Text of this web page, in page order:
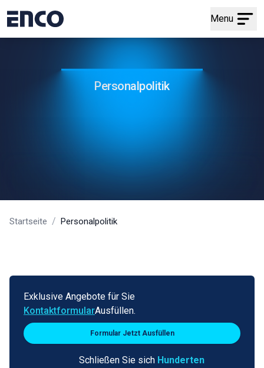
Menu
Personalpolitik
Startseite / Personalpolitik
Exklusive Angebote für Sie
KontaktformularAusfüllen.
Formular Jetzt Ausfüllen
Schließen Sie sich Hunderten